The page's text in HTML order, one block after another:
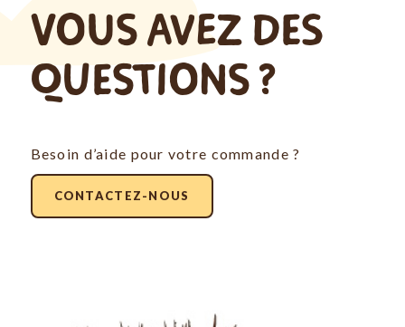
VOUS AVEZ DES
QUESTIONS ?
Besoin d’aide pour votre commande ?
CONTACTEZ-NOUS